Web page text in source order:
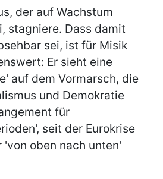
der auf Wachstum
stagniere. Dass damit
sei, ist für Misik
Er sieht eine
auf dem Vormarsch, die
und Demokratie
für
seit der Eurokrise
oben nach unten'